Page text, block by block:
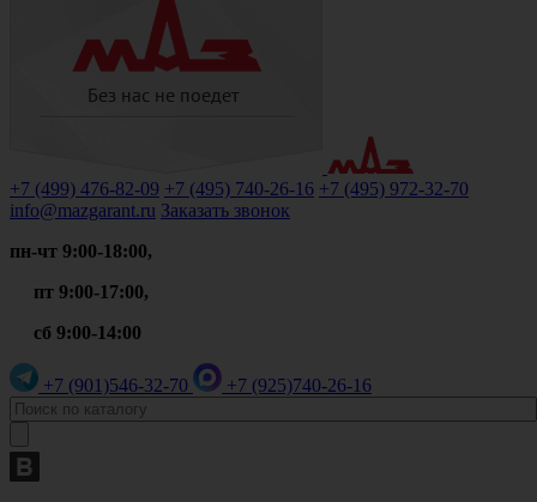
+7 (499) 476-82-09 +7 (495) 740-26-16 +7 (495) 972-32-70
info@mazgarant.ru Заказать звонок
пн-чт 9:00-18:00,
пт 9:00-17:00,
сб 9:00-14:00
+7 (901)546-32-70 +7 (925)740-26-16